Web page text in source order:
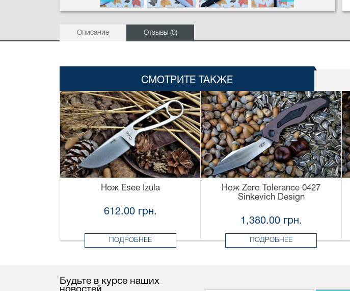
Описание Отзывы (0)
СМОТРИТЕ ТАКЖЕ
Нож Esee Izula
612.00 грн.
ПОДРОБНЕЕ
Нож Zero Tolerance 0427
Sinkevich Design
1,380.00 грн.
ПОДРОБНЕЕ
Будьте в курсе наших